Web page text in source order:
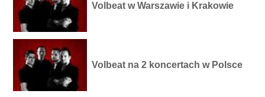
Volbeat w Warszawie i Krakowie
Volbeat na 2 koncertach w Polsce